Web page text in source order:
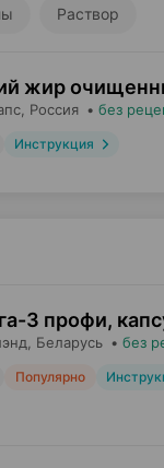
Раствор
жир
, Россия • без
Инструкция
3 профи,
, Беларусь • без
Популярно